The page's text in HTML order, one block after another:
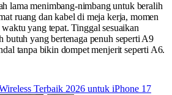
lama menimbang-nimbang untuk beralih
ruang dan kabel di meja kerja, momen
yang tepat. Tinggal sesuaikan
butuh yang bertenaga penuh seperti A9
tanpa bikin dompet menjerit seperti A6.
Terbaik 2026 untuk iPhone 17